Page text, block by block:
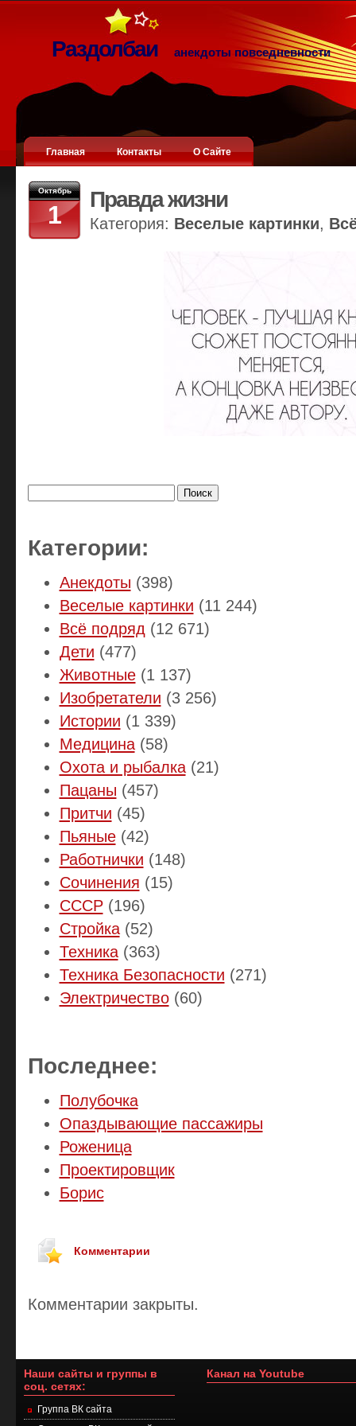
Раздолбаи анекдоты повседневности
Главная Контакты О Сайте
Октябрь
1
Правда жизни
Категория: Веселые картинки,
Категории:
Анекдоты (398)
Веселые картинки (11 244)
Всё подряд (12 671)
Дети (477)
Животные(1 137)
Изобретатели (3 256)
Истории (1 339)
Медицина(58)
Охота и рыбалка(21)
Пацаны (457)
Притчи (45)
Пьяные(42)
Работнички (148)
Сочинения (15)
СССР(196)
Стройка(52)
Техника(363)
Техника Безопасности (271)
Электричество(60)
Последнее:
Полубочка
Опаздывающие пассажиры
Роженица
Проектировщик
Борис
Комментарии
Комментарии закрыты.
Наши сайты и группы в
соц. сетях:
Группа ВК сайта
Канал на Youtube